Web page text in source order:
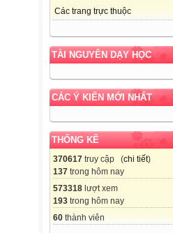
Các trang trực thuộc
TÀI NGUYÊN DẠY HỌC
CÁC Ý KIẾN MỚI NHẤT
THỐNG KÊ
370617 truy cập (chi tiết)
137 trong hôm nay
573318 lượt xem
193 trong hôm nay
60 thành viên